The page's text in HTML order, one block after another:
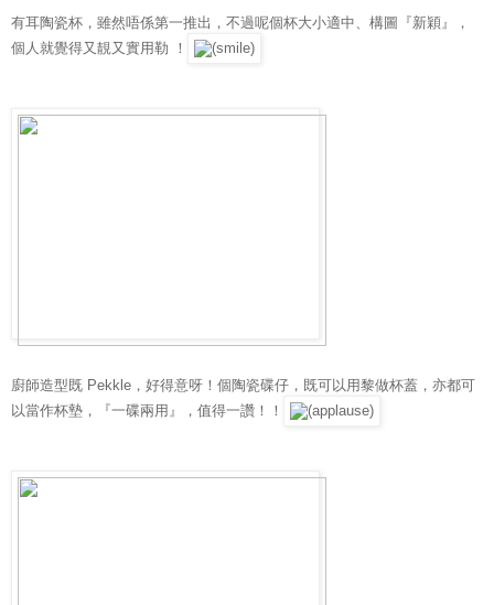
有耳陶瓷杯，雖然唔係第一推出，不過呢個杯大小適中、構圖『新穎』，
個人就覺得又靚又實用勒 ！
廚師造型既 Pekkle，好得意呀！個陶瓷碟仔，既可以用黎做杯蓋，亦都可
以當作杯墊，『一碟兩用』，值得一讚！！